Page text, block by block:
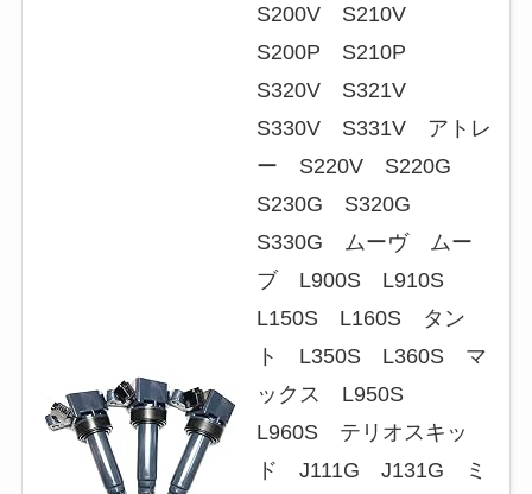
S200V S210V
S200P S210P
S320V S321V
S330V S331V アトレ
ー S220V S220G
S230G S320G
S330G ムーヴ ムー
ブ L900S L910S
L150S L160S タン
ト L350S L360S マ
ックス L950S
L960S テリオスキッ
ド J111G J131G ミ